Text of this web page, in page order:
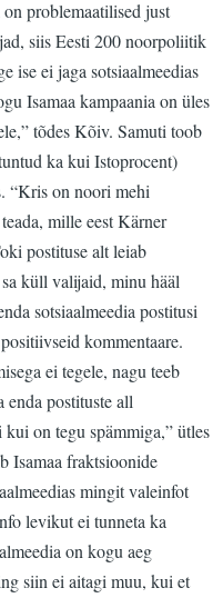
problemaatilised just
siis Eesti 200 noorpoliitik
ise ei jaga sotsiaalmeedias
Isamaa kampaania on üles
tõdes Kõiv. Samuti toob
ka kui Istoprocent)
“Kris on noori mehi
mille eest Kärner
postituse alt leiab
küll valijaid, minu hääl
sotsiaalmeedia postitusi
kommentaare.
ei tegele, nagu teeb
enda postituste all
on tegu spämmiga,” ütles
Isamaa fraktsioonide
mingit valeinfot
levikut ei tunneta ka
on kogu aeg
siin ei aitagi muu, kui et